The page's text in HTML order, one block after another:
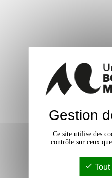
Gestion
Ce site utilise des
contrôle sur ceux